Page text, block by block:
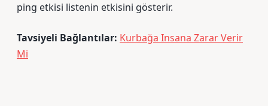
ping etkisi listenin etkisini gösterir.
Tavsiyeli Bağlantılar: Kurbağa Insana Zarar Verir
Mi